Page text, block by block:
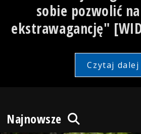
sobie pozwolić
ekstrawagancję"
Czytaj dalej
Najnowsze